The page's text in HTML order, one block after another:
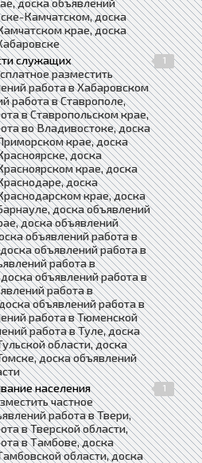
Камчатском, доска
крае, доска
служащих
1
разместить
работа в Хабаровском
работа в Ставрополе,
в Ставропольском крае,
во Владивостоке, доска
крае, доска
доска
крае, доска
доска
крае, доска
доска объявлений
доска объявлений
объявлений работа в
объявлений работа в
работа в
объявлений работа в
работа в
объявлений работа в
работа в Тюменской
работа в Туле, доска
области, доска
доска объявлений
населения
1
частное
работа в Твери,
в Тверской области,
в Тамбове, доска
области, доска